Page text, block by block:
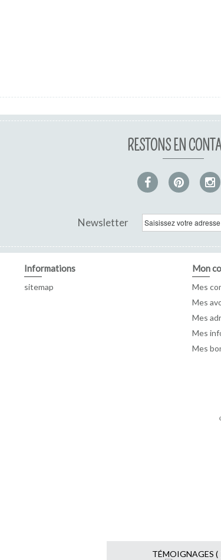
RESTONS EN
Newsletter
Informations
sitemap
Mon
Mes
Mes
Mes
Mes
Mes
TÉMOIGNAGES (